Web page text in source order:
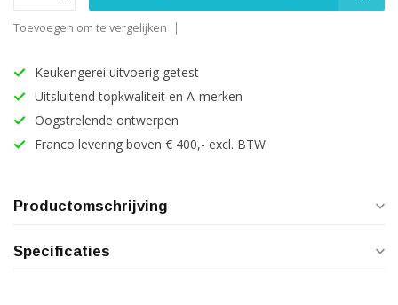
Toevoegen om te vergelijken
Keukengerei uitvoerig getest
Uitsluitend topkwaliteit en A-merken
Oogstrelende ontwerpen
Franco levering boven € 400,- excl. BTW
Productomschrijving
Specificaties